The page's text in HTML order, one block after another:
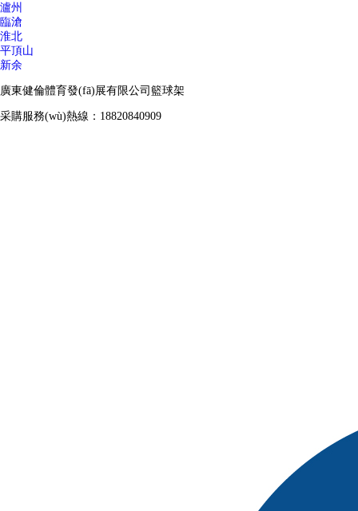
瀘州
臨滄
淮北
平頂山
新余
廣東健倫體育發(fā)展有限公司籃球架
采購服務(wù)熱線：18820840909